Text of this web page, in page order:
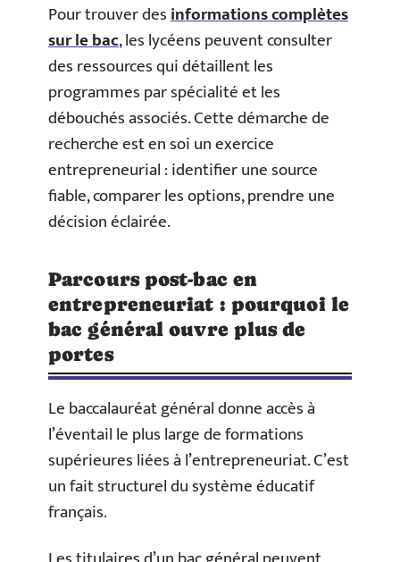
Pour trouver desinformations complètes
sur le bac, les lycéens peuvent consulter
des ressources qui détaillent les
programmes par spécialité et les
débouchés associés. Cette démarche de
recherche est en soi un exercice
entrepreneurial : identifier une source
fiable, comparer les options, prendre une
décision éclairée.
Parcours post-bac en
entrepreneuriat : pourquoi le
bac général ouvre plus de
portes
Le baccalauréat général donne accès à
l’éventail le plus large de formations
supérieures liées à l’entrepreneuriat. C’est
un fait structurel du système éducatif
français.